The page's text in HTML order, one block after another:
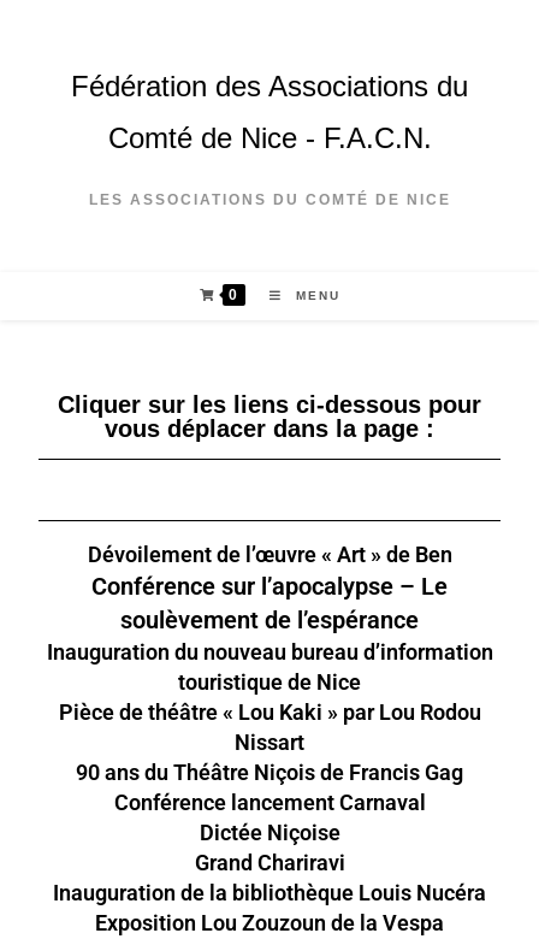
Fédération des Associations du
Comté de Nice - F.A.C.N.
LES ASSOCIATIONS DU COMTÉ DE NICE
0 MENU
Cliquer sur les liens ci-dessous pour
vous déplacer dans la page :
Dévoilement de l’œuvre « Art » de Ben
Conférence sur l’apocalypse – Le
soulèvement de l’espérance
Inauguration du nouveau bureau d’information
touristique de Nice
Pièce de théâtre « Lou Kaki » par Lou Rodou
Nissart
90 ans du Théâtre Niçois de Francis Gag
Conférence lancement Carnaval
Dictée Niçoise
Grand Chariravi
Inauguration de la bibliothèque Louis Nucéra
Exposition Lou Zouzoun de la Vespa